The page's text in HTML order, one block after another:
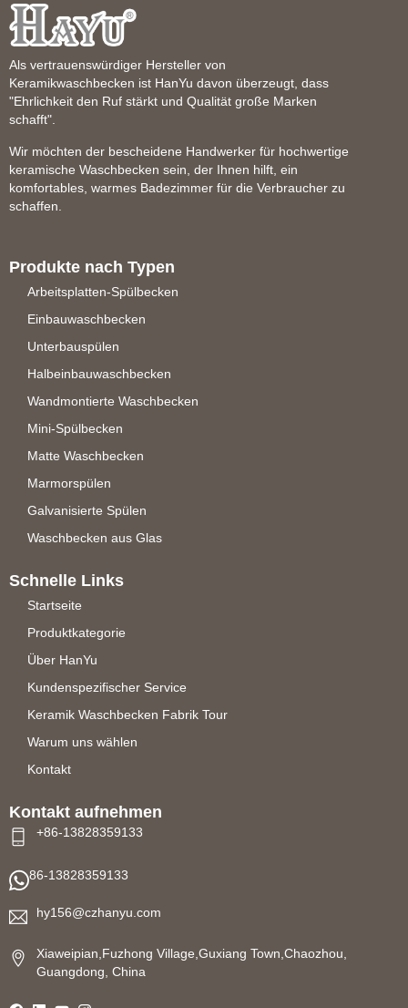
Als vertrauenswürdiger Hersteller von
Keramikwaschbecken ist HanYu davon überzeugt, dass
"Ehrlichkeit den Ruf stärkt und Qualität große Marken
schafft".
Wir möchten der bescheidene Handwerker für hochwertige
keramische Waschbecken sein, der Ihnen hilft, ein
komfortables, warmes Badezimmer für die Verbraucher zu
schaffen.
Produkte nach Typen
Arbeitsplatten-Spülbecken
Einbauwaschbecken
Unterbauspülen
Halbeinbauwaschbecken
Wandmontierte Waschbecken
Mini-Spülbecken
Matte Waschbecken
Marmorspülen
Galvanisierte Spülen
Waschbecken aus Glas
Schnelle Links
Startseite
Produktkategorie
Über HanYu
Kundenspezifischer Service
Keramik Waschbecken Fabrik Tour
Warum uns wählen
Kontakt
Kontakt aufnehmen
+86-13828359133
86-13828359133
hy156@czhanyu.com
Xiaweipian,Fuzhong Village,Guxiang Town,Chaozhou,
Guangdong, China